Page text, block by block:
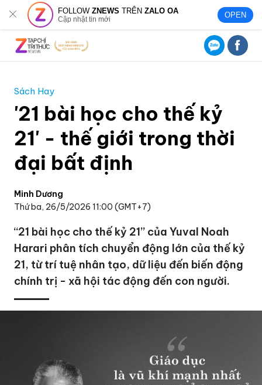
FOLLOWZNEWS TRÊNZALO OA
Cập nhật tin mới OPEN
Sách Hay
'21 bài học cho thế kỷ
21' - thế giới trong thời
đại bất định
Minh Dương
Thứ ba, 26/5/2026 11:00 (GMT+7)
“21 bài học cho thế kỷ 21” của Yuval Noah
Harari phân tích chuyển động lớn của thế kỷ
21, từ trí tuệ nhân tạo, dữ liệu đến biến động
chính trị - xã hội tác động đến con người.